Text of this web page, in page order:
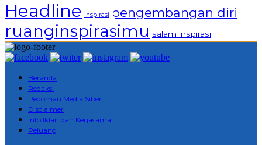
Headline inspirasi pengembangan diri
ruanginspirasimu salam inspirasi
Beranda
Redaksi
Pedoman Media Siber
Disclaimer
Info Iklan dan Kerjasama
Peluang